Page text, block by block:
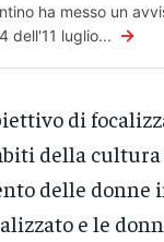
ha messo un
dell'11 luglio... →
di
della
delle donne
e le